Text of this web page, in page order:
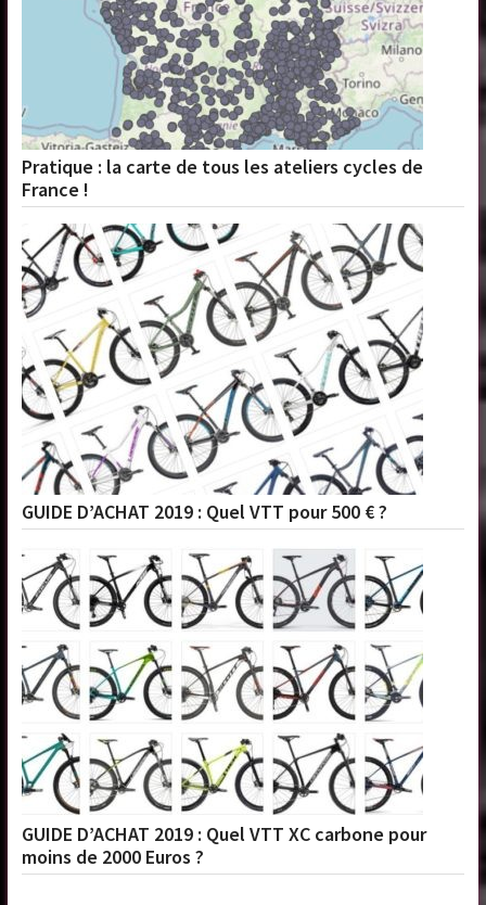
Pratique : la carte de tous les ateliers cycles de
France !
GUIDE D’ACHAT 2019 : Quel VTT pour 500 € ?
GUIDE D’ACHAT 2019 : Quel VTT XC carbone pour
moins de 2000 Euros ?